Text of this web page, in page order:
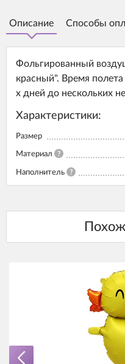
Описание Способы
Фольгированный
красный". Время
х дней до нескольких
Характеристики:
Размер
Материал ?
Наполнитель ?